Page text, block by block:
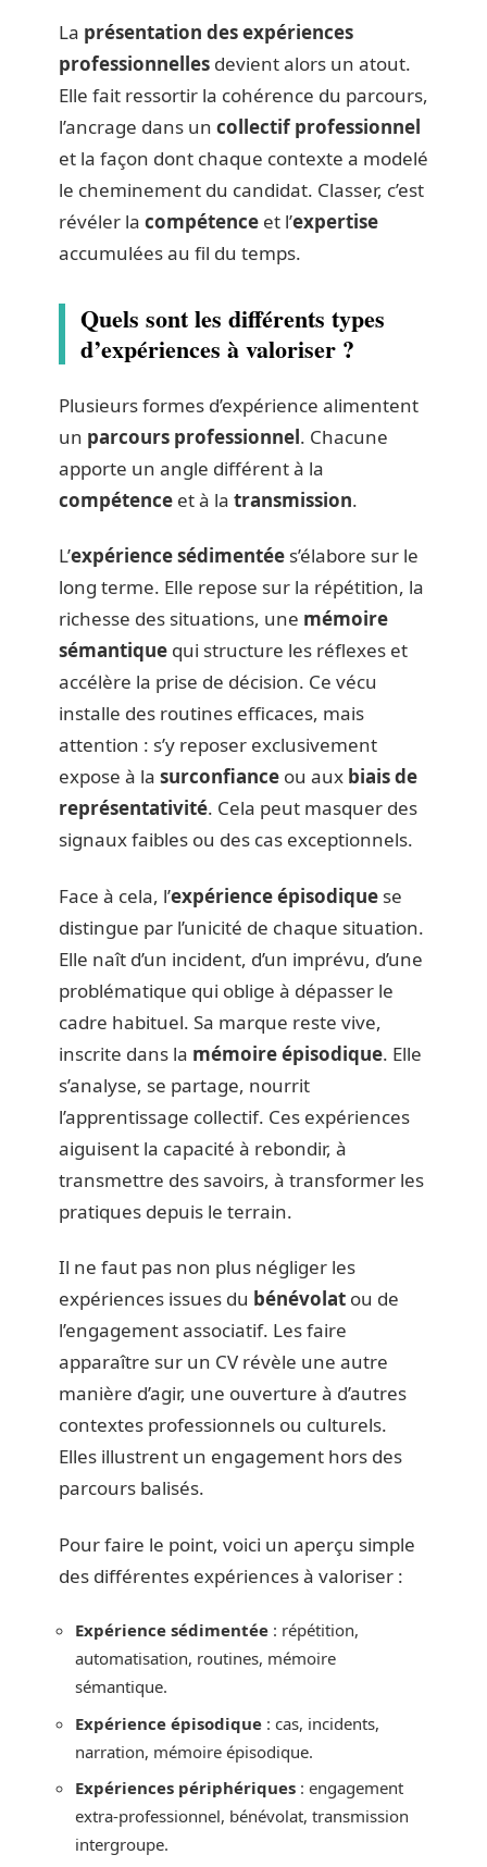
La présentation des expériences
professionnelles devient alors un atout.
Elle fait ressortir la cohérence du parcours,
l’ancrage dans un collectif professionnel
et la façon dont chaque contexte a modelé
le cheminement du candidat. Classer, c’est
révéler la compétence et l’expertise
accumulées au fil du temps.
Quels sont les différents types
d’expériences à valoriser ?
Plusieurs formes d’expérience alimentent
un parcours professionnel. Chacune
apporte un angle différent à la
compétence et à la transmission.
L’expérience sédimentée s’élabore sur le
long terme. Elle repose sur la répétition, la
richesse des situations, une mémoire
sémantique qui structure les réflexes et
accélère la prise de décision. Ce vécu
installe des routines efficaces, mais
attention : s’y reposer exclusivement
expose à la surconfiance ou aux biais de
représentativité. Cela peut masquer des
signaux faibles ou des cas exceptionnels.
Face à cela, l’expérience épisodique se
distingue par l’unicité de chaque situation.
Elle naît d’un incident, d’un imprévu, d’une
problématique qui oblige à dépasser le
cadre habituel. Sa marque reste vive,
inscrite dans la mémoire épisodique. Elle
s’analyse, se partage, nourrit
l’apprentissage collectif. Ces expériences
aiguisent la capacité à rebondir, à
transmettre des savoirs, à transformer les
pratiques depuis le terrain.
Il ne faut pas non plus négliger les
expériences issues du bénévolat ou de
l’engagement associatif. Les faire
apparaître sur un CV révèle une autre
manière d’agir, une ouverture à d’autres
contextes professionnels ou culturels.
Elles illustrent un engagement hors des
parcours balisés.
Pour faire le point, voici un aperçu simple
des différentes expériences à valoriser :
Expérience sédimentée : répétition,
automatisation, routines, mémoire
sémantique.
Expérience épisodique : cas, incidents,
narration, mémoire épisodique.
Expériences périphériques : engagement
extra-professionnel, bénévolat, transmission
intergroupe.